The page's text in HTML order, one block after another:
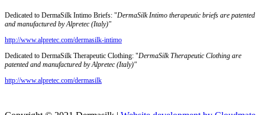
Dedicated to DermaSilk Intimo Briefs: "DermaSilk Intimo therapeutic briefs are patented
and manufactured by Alpretec (Italy)"
http://www.alpretec.com/dermasilk-intimo
Dedicated to DermaSilk Therapeutic Clothing: "DermaSilk Therapeutic Clothing are
patented and manufactured by Alpretec (Italy)"
http://www.alpretec.com/dermasilk